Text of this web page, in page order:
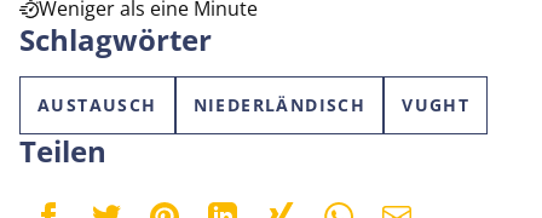
Weniger als eine Minute
Schlagwörter
AUSTAUSCH NIEDERLÄNDISCH VUGHT
Teilen